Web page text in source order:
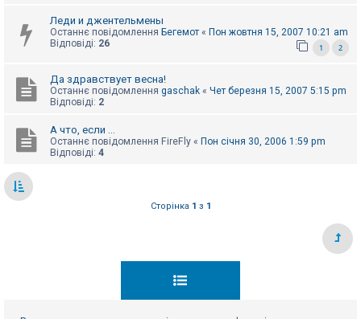
Леди и джентельмены
Останнє повідомлення Бегемот « Пон жовтня 15, 2007 10:21 am
Відповіді: 26 1 2
Да здравствует весна!
Останнє повідомлення gaschak « Чет березня 15, 2007 5:15 pm
Відповіді: 2
А что, если ...
Останнє повідомлення FireFly « Пон січня 30, 2006 1:59 pm
Відповіді: 4
Сторінка 1 з 1